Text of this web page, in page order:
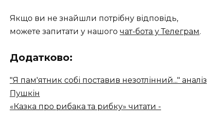
Якщо ви не знайшли потрібну відповідь,
можете запитати у нашого чат-бота у Телеграм.
Додатково:
"Я пам'ятник собі поставив незотлінний..." аналіз
Пушкін
«Казка про рибака та рибку» читати -